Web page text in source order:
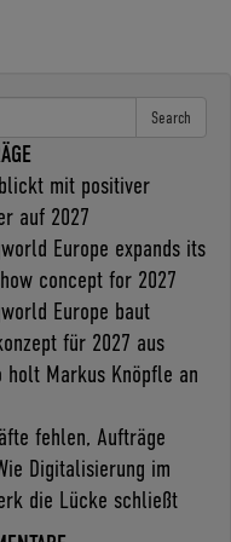
Search
mit positiver
auf 2027
Europe expands its
concept for 2027
Europe baut
für 2027 aus
holt Markus Knöpfle an
fehlen, Aufträge
Digitalisierung im
die Lücke schließt